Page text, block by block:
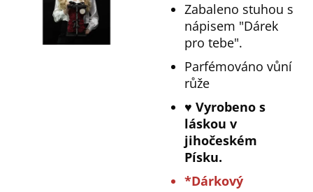
Zabaleno stuhou s
nápisem "Dárek
pro tebe".
Parfémováno vůní
růže
♥️ Vyrobeno s
láskou v
jihočeském
Písku.
*Dárkový